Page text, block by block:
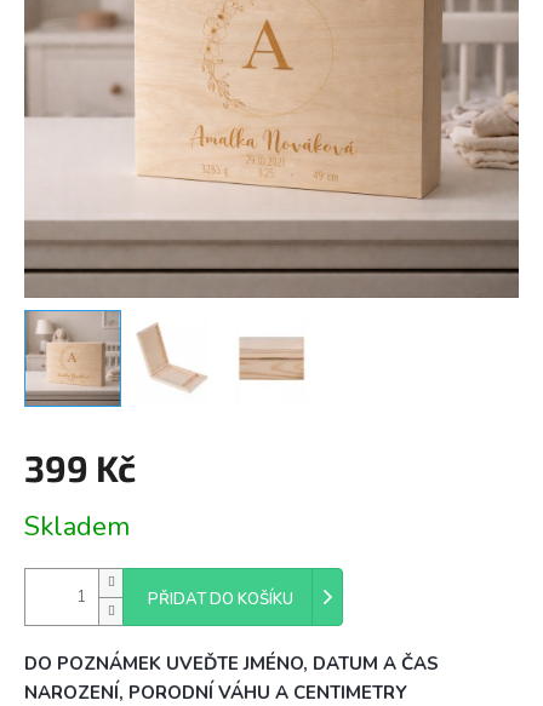
399 Kč
cena:
Skladem
PŘIDAT DO KOŠÍKU
DO POZNÁMEK UVEĎTE JMÉNO, DATUM A ČAS
NAROZENÍ, PORODNÍ VÁHU A CENTIMETRY